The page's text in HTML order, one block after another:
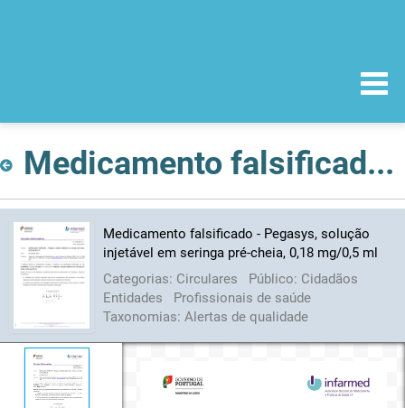
Medicamento falsificado - Pegasys, solução injetável em seringa pré-cheia, 0,18 mg/0,5 ml
Medicamento falsificado - Pegasys, solução
injetável em seringa pré-cheia, 0,18 mg/0,5 ml
Categorias: Circulares Público: Cidadãos
Entidades
Profissionais de saúde
Taxonomias: Alertas de qualidade